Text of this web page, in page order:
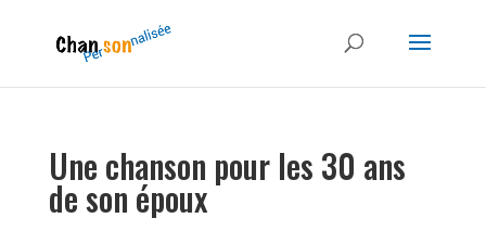
Une chanson pour les 30 ans
de son époux